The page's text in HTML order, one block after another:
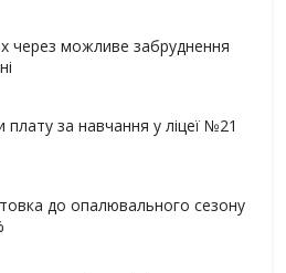
через можливе забруднення
за навчання у ліцеї №21
до опалювального сезону